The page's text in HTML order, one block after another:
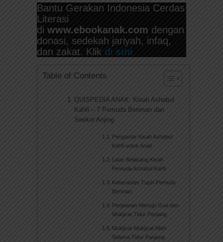
Bantu Gerakan Indonesia Cerdas
Literasi
di www.ebookanak.com dengan
donasi, sedekah jariyah, infaq,
dan zakat. Klik d i sini
Table of Contents
QUISPEDIA ANAK: Kisah Ashabul
Kahfi – 7 Pemuda Beriman dan
Seekor Anjing
Pengantar Kisah Ashabul
Kahfi untuk Anak
Latar Belakang Kisah
Pemuda Ashabul Kahfi
Keberanian Tujuh Pemuda
Beriman
Perjalanan Menuju Gua dan
Mukjizat Tidur Panjang
Mukjizat-Mukjizat Allah
Selama Tidur Panjang